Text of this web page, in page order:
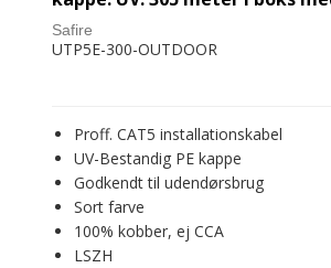
Safire
UTP5E-300-OUTDOOR
Proff. CAT5 installationskabel
UV-Bestandig PE kappe
Godkendt til udendørsbrug
Sort farve
100% kobber, ej CCA
LSZH